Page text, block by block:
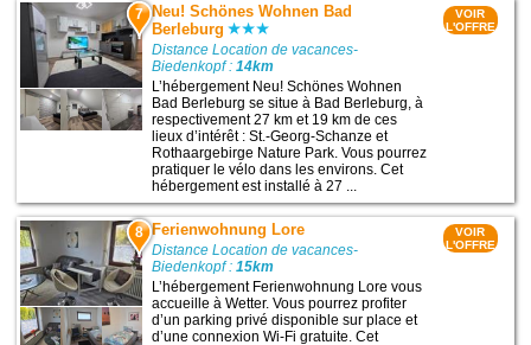
7 Neu! Schönes Wohnen Bad
Berleburg
Distance Location de vacances-
Biedenkopf :14km
L’hébergement Neu! Schönes Wohnen
Bad Berleburg se situe à Bad Berleburg, à
respectivement 27 km et 19 km de ces
lieux d’intérêt : St.-Georg-Schanze et
Rothaargebirge Nature Park. Vous pourrez
pratiquer le vélo dans les environs. Cet
hébergement est installé à 27 ...
VOIR
L'OFFRE
8 Ferienwohnung Lore
Distance Location de vacances-
Biedenkopf :15km
L’hébergement Ferienwohnung Lore vous
accueille à Wetter. Vous pourrez profiter
d’un parking privé disponible sur place et
d’une connexion Wi-Fi gratuite. Cet
VOIR
L'OFFRE